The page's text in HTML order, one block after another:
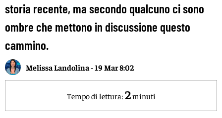
storia recente, ma secondo qualcuno ci sono
ombre che mettono in discussione questo
cammino.
Melissa Landolina -19 Mar 8:02
Tempo di lettura: 2minuti